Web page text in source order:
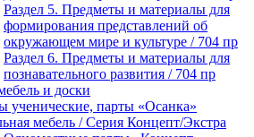
Раздел 5. Предметы и материалы для
формирования представлений об
окружающем мире и культуре / 704 пр
Раздел 6. Предметы и материалы для
познавательного развития / 704 пр
и доски
ученические, парты «Осанка»
мебель / Серия Концепт/Экстра